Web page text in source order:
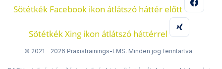
Sötétkék Facebook ikon átlátszó háttér előtt
Sötétkék Xing ikon átlátszó háttérrel
© 2021 - 2026 Praxistrainings-LMS. Minden jog fenntartva.